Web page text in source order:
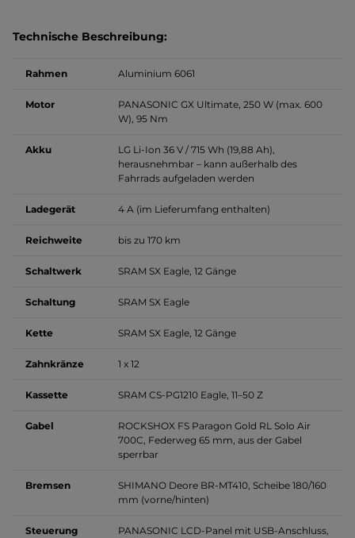
Technische Beschreibung:
Rahmen Aluminium 6061
Motor
PANASONIC GX Ultimate, 250 W (max. 600
W), 95 Nm
Akku
LG Li-Ion 36 V / 715 Wh (19,88 Ah),
herausnehmbar – kann außerhalb des
Fahrrads aufgeladen werden
Ladegerät 4 A (im Lieferumfang enthalten)
Reichweite bis zu 170 km
Schaltwerk SRAM SX Eagle, 12 Gänge
Schaltung SRAM SX Eagle
Kette SRAM SX Eagle, 12 Gänge
Zahnkränze 1 x 12
Kassette SRAM CS-PG1210 Eagle, 11–50 Z
Gabel
ROCKSHOX FS Paragon Gold RL Solo Air
700C, Federweg 65 mm, aus der Gabel
sperrbar
Bremsen
SHIMANO Deore BR-MT410, Scheibe 180/160
mm (vorne/hinten)
Steuerung
PANASONIC LCD-Panel mit USB-Anschluss,